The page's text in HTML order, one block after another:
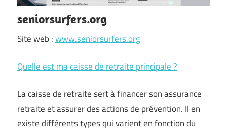
seniorsurfers.org
Site web :www.seniorsurfers.org
Quelle est ma caisse de retraite principale ?
La caisse de retraite sert à financer son assurance
retraite et assurer des actions de prévention. Il en
existe différents types qui varient en fonction du